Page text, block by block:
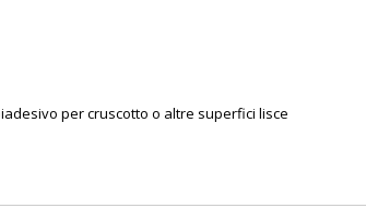
per cruscotto o altre superfici lisce